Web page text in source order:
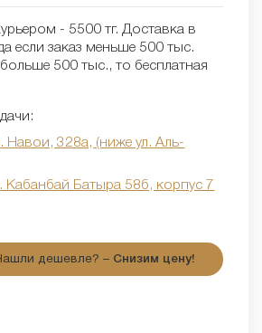
- 5500 тг. Доставка в
если заказ меньше 500 тыс.
больше 500 тыс., то бесплатная
Навои, 328а, (ниже ул. Аль-
Кабанбай Батыра 58б, корпус 7
дешевле? – Снизим цену!